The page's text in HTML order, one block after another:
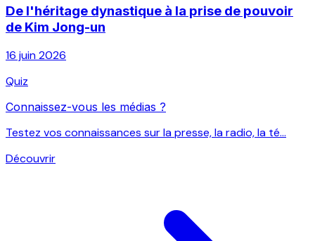
De l'héritage dynastique à la prise de pouvoir
de Kim Jong-un
16 juin 2026
Quiz
Connaissez-vous les médias ?
Testez vos connaissances sur la presse, la radio, la té...
Découvrir